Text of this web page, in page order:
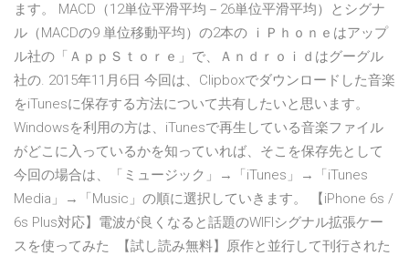
ます。 MACD（12単位平滑平均－26単位平滑平均）とシグナ
ル（MACDの9 単位移動平均）の2本の ｉＰｈｏｎｅはアップ
ル社の「ＡｐｐＳｔｏｒｅ」で、Ａｎｄｒｏｉｄはグーグル
社の. 2015年11月6日 今回は、Clipboxでダウンロードした音楽
をiTunesに保存する方法について共有したいと思います。
Windowsを利用の方は、iTunesで再生している音楽ファイル
がどこに入っているかを知っていれば、そこを保存先として
今回の場合は、「ミュージック」→「iTunes」→「iTunes
Media」→「Music」の順に選択していきます。 【iPhone 6s /
6s Plus対応】電波が良くなると話題のWIFIシグナル拡張ケー
スを使ってみた 【試し読み無料】原作と並行して刊行された